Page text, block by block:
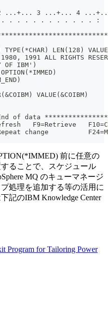
...+... 3 ...+... 4
. . . . . . . . . . . . . :
TYPE(*CHAR) LEN(128)
1991 ALL RIGHTS
OF IBM')
VALUE(&COIBM)
of data
F9=Retrieve
change
前に任意の
ることで、スケジュール
MQ のキューマネージ
処理を追加する等の活用に
記のIBM Knowledge Center
Program for Tailoring Power